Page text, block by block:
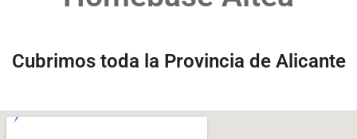
Cubrimos toda la Provincia de Alicante